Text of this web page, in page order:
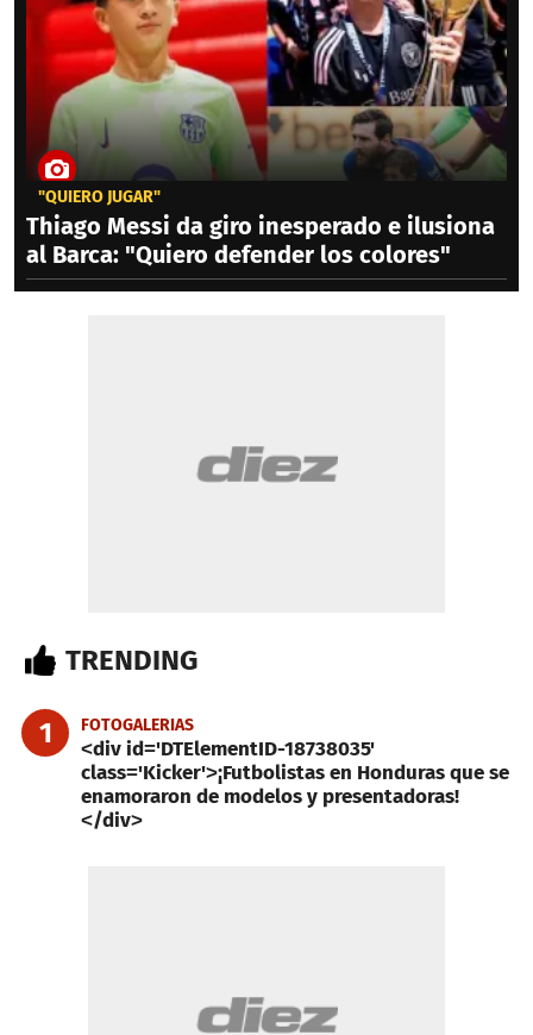
"QUIERO JUGAR"
Thiago Messi da giro inesperado e ilusiona
al Barca: "Quiero defender los colores"
TRENDING
1 FOTOGALERIAS
<div id='DTElementID-18738035'
class='Kicker'>¡Futbolistas en Honduras que se
enamoraron de modelos y presentadoras!
</div>